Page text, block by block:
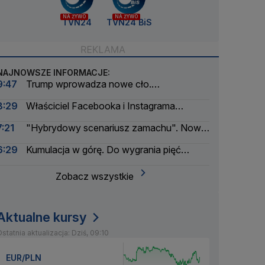
NA ŻYWO
TVN24
NA ŻYWO
TVN24 BiS
INFORMACJE:
Trump wprowadza nowe cło.
Właściciel Facebooka i Instagrama
"Hybrydowy scenariusz zamachu". Nowe
Kumulacja w górę. Do wygrania pięć
Zobacz wszystkie
kursy
aktualizacja: Dziś, 09:10
EUR/PLN